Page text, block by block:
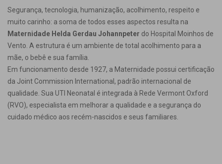
Segurança, tecnologia, humanização, acolhimento, respeito e
muito carinho: a soma de todos esses aspectos resulta na
Maternidade Helda Gerdau Johannpeter do Hospital Moinhos de
Vento. A estrutura é um ambiente de total acolhimento para a
mãe, o bebê e sua família.
Em funcionamento desde 1927, a Maternidade possui certificação
da Joint Commission International, padrão internacional de
qualidade. Sua UTI Neonatal é integrada à Rede Vermont Oxford
(RVO), especialista em melhorar a qualidade e a segurança do
cuidado médico aos recém-nascidos e seus familiares.